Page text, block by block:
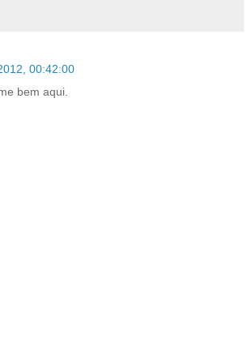
00:42:00
bem aqui.